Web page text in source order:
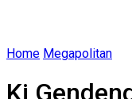
Home Megapolitan